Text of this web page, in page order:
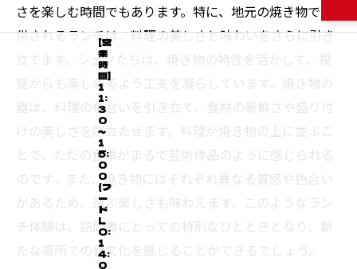
さを楽しむ時間でもあります。特に、地元の焼き物で提
供されるランチは、料理の美しさと味わいをさらに引き
立てます。シェフたちは、焼き物の特性を活かして、視
覚からも楽しめるよう工夫を凝らしています。焼き物の
器は、料理の色合いを引き立て、食材の新鮮さや盛り付
けの美しさを際立たせます。料理が焼き物の上に並ぶこ
とで、ただの食事がまるで芸術作品のように感じられる
のです。また、焼き物にはそれぞれ異なる質感や色合い
があるため、選ぶ楽しさも味わえます。このようなラン
チ体験は、訪問者にとっての特別なひとときとなり、新
たな場所での食文化を感じることができるでしょう。
[営
業
時
間]
1
1:
3
0
～
1
5:
0
0
(フ
ー
ド
L
O:
1
4:
0